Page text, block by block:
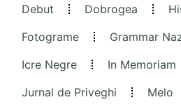
Debut
Dobrogea
Fotograme
Grammar
Icre Negre
In Memoriam
Jurnal de Priveghi
Melo